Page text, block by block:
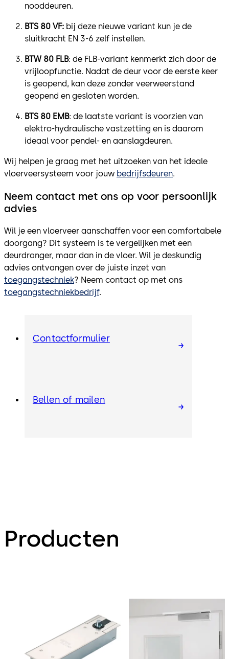
nooddeuren.
BTS 80 VF: bij deze nieuwe variant kun je de
sluitkracht EN 3-6 zelf instellen.
BTW 80 FLB: de FLB-variant kenmerkt zich door de
vrijloopfunctie. Nadat de deur voor de eerste keer
is geopend, kan deze zonder veerweerstand
geopend en gesloten worden.
BTS 80 EMB: de laatste variant is voorzien van
elektro-hydraulische vastzetting en is daarom
ideaal voor pendel- en aanslagdeuren.
Wij helpen je graag met het uitzoeken van het ideale
vloerveersysteem voor jouw bedrijfsdeuren.
Neem contact met ons op voor persoonlijk
advies
Wil je een vloerveer aanschaffen voor een comfortabele
doorgang? Dit systeem is te vergelijken met een
deurdranger, maar dan in de vloer. Wil je deskundig
advies ontvangen over de juiste inzet van
toegangstechniek? Neem contact op met ons
toegangstechniekbedrijf.
Contactformulier
Bellen of mailen
Producten